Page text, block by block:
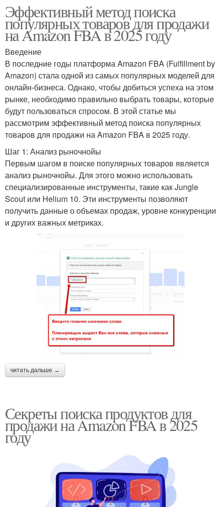
Эффективный метод поиска
популярных товаров для продажи
на Amazon FBA в 2025 году
Введение
В последние годы платформа Amazon FBA (Fulfillment by
Amazon) стала одной из самых популярных моделей для
онлайн-бизнеса. Однако, чтобы добиться успеха на этом
рынке, необходимо правильно выбрать товары, которые
будут пользоваться спросом. В этой статье мы
рассмотрим эффективный метод поиска популярных
товаров для продажи на Amazon FBA в 2025 году.
Шаг 1: Анализ рыночнойы
Первым шагом в поиске популярных товаров является
анализ рыночнойы. Для этого можно использовать
специализированные инструменты, такие как Jungle
Scout или Helium 10. Эти инструменты позволяют
получить данные о объемах продаж, уровне конкуренции
и других важных метриках.
читать дальше →
Секреты поиска продуктов для
продажи на Amazon FBA в 2025
году